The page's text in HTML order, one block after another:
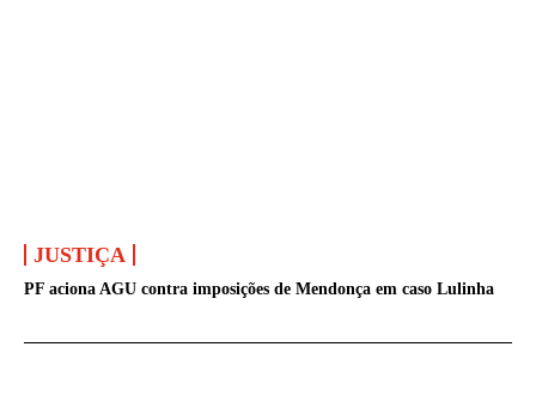
JUSTIÇA
PF aciona AGU contra imposições de Mendonça em caso Lulinha